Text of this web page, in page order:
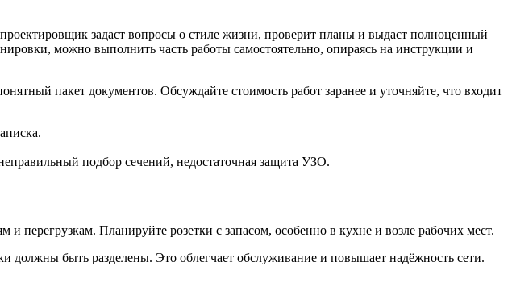
задаст вопросы о стиле жизни, проверит планы и выдаст полноценный
можно выполнить часть работы самостоятельно, опираясь на инструкции и
пакет документов. Обсуждайте стоимость работ заранее и уточняйте, что входит
подбор сечений, недостаточная защита УЗО.
перегрузкам. Планируйте розетки с запасом, особенно в кухне и возле рабочих мест.
быть разделены. Это облегчает обслуживание и повышает надёжность сети.